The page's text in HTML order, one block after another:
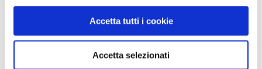
Accetta tutti i cookie
Accetta selezionati